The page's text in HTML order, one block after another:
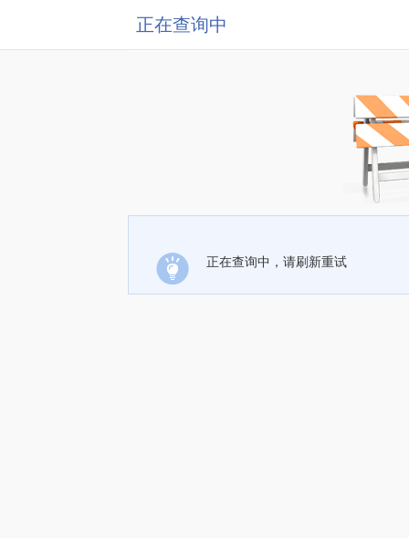
正在查询中
正在查询中，请刷新重试